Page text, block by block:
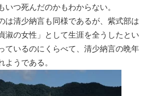
いつ死んだのかもわからない。
は清少納言も同様であるが、紫式部は
淑の女性」として生涯を全うしたとい
ているのにくらべて、清少納言の晩年
ようである。